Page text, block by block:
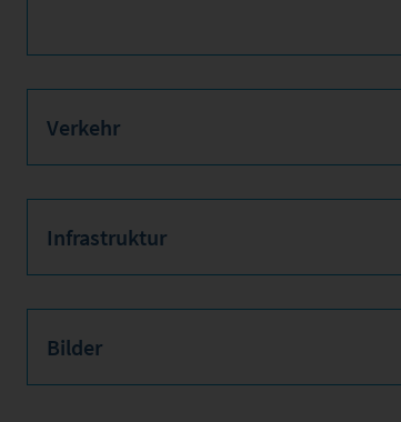
Verkehr
Infrastruktur
Bilder